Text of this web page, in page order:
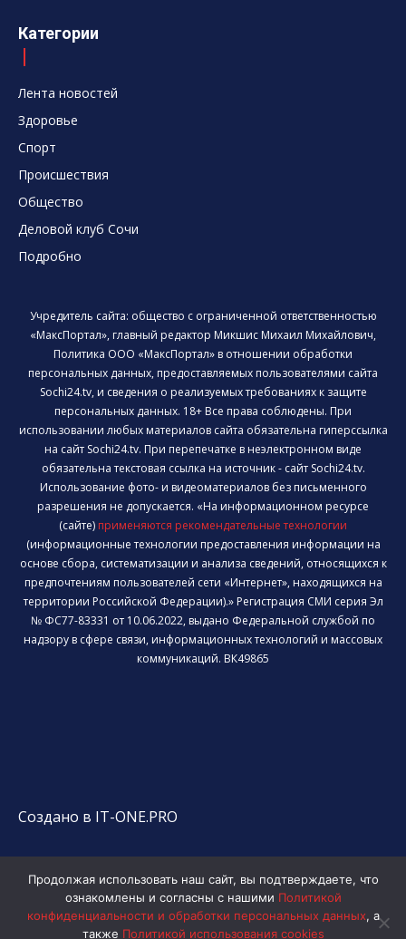
Категории
Лента новостей
Здоровье
Спорт
Происшествия
Общество
Деловой клуб Сочи
Подробно
Учредитель сайта: общество с ограниченной ответственностью
«МаксПортал», главный редактор Микшис Михаил Михайлович,
Политика ООО «МаксПортал» в отношении обработки
персональных данных, предоставляемых пользователями сайта
Sochi24.tv, и сведения о реализуемых требованиях к защите
персональных данных. 18+ Все права соблюдены. При
использовании любых материалов сайта обязательна гиперссылка
на сайт Sochi24.tv. При перепечатке в неэлектронном виде
обязательна текстовая ссылка на источник - сайт Sochi24.tv.
Использование фото- и видеоматериалов без письменного
разрешения не допускается. «На информационном ресурсе
(сайте) применяются рекомендательные технологии
(информационные технологии предоставления информации на
основе сбора, систематизации и анализа сведений, относящихся к
предпочтениям пользователей сети «Интернет», находящихся на
территории Российской Федерации).» Регистрация СМИ серия Эл
№ ФС77-83331 от 10.06.2022, выдано Федеральной службой по
надзору в сфере связи, информационных технологий и массовых
коммуникаций. ВК49865
Создано в IT-ONE.PRO
Продолжая использовать наш сайт, вы подтверждаете, что
ознакомлены и согласны с нашими Политикой
конфиденциальности и обработки персональных данных, а
также Политикой использования cookies